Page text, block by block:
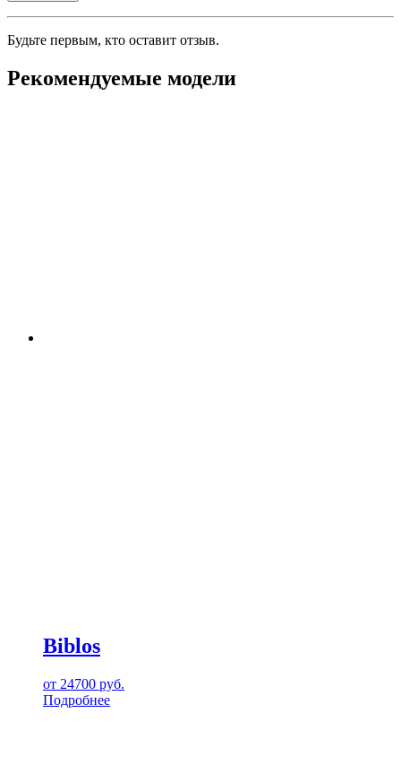
Будьте первым, кто оставит отзыв.
Рекомендуемые модели
Biblos
от 24700 руб.
Подробнее